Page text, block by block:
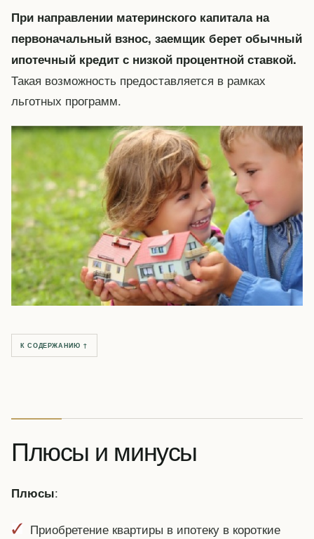
При направлении материнского капитала на
первоначальный взнос, заемщик берет обычный
ипотечный кредит с низкой процентной ставкой.
Такая возможность предоставляется в рамках
льготных программ.
К СОДЕРЖАНИЮ ↑
Плюсы и минусы
Плюсы:
Приобретение квартиры в ипотеку в короткие